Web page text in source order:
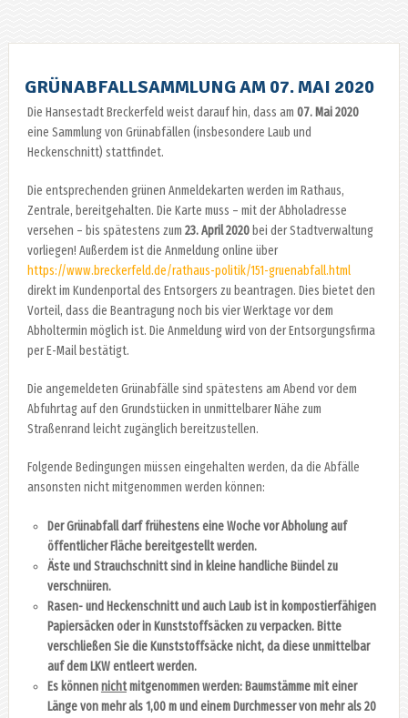
GRÜNABFALLSAMMLUNG AM 07. MAI 2020
Die Hansestadt Breckerfeld weist darauf hin, dass am 07. Mai 2020
eine Sammlung von Grünabfällen (insbesondere Laub und
Heckenschnitt) stattfindet.
Die entsprechenden grünen Anmeldekarten werden im Rathaus,
Zentrale, bereitgehalten. Die Karte muss – mit der Abholadresse
versehen – bis spätestens zum 23. April 2020 bei der Stadtverwaltung
vorliegen! Außerdem ist die Anmeldung online über
https://www.breckerfeld.de/rathaus-politik/151-gruenabfall.html
direkt im Kundenportal des Entsorgers zu beantragen. Dies bietet den
Vorteil, dass die Beantragung noch bis vier Werktage vor dem
Abholtermin möglich ist. Die Anmeldung wird von der Entsorgungsfirma
per E-Mail bestätigt.
Die angemeldeten Grünabfälle sind spätestens am Abend vor dem
Abfuhrtag auf den Grundstücken in unmittelbarer Nähe zum
Straßenrand leicht zugänglich bereitzustellen.
Folgende Bedingungen müssen eingehalten werden, da die Abfälle
ansonsten nicht mitgenommen werden können:
Der Grünabfall darf frühestens eine Woche vor Abholung auf
öffentlicher Fläche bereitgestellt werden.
Äste und Strauchschnitt sind in kleine handliche Bündel zu
verschnüren.
Rasen- und Heckenschnitt und auch Laub ist in kompostierfähigen
Papiersäcken oder in Kunststoffsäcken zu verpacken. Bitte
verschließen Sie die Kunststoffsäcke nicht, da dieseunmittelbar
auf dem LKW entleert werden.
Es könnennichtmitgenommen werden: Baumstämme mit einer
Länge von mehr als 1,00 mund einem Durchmesser von mehr als 20